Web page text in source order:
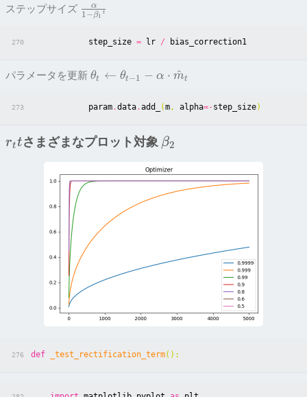
ステップサイズ 1 −β1
t
α
270 step_size = lr / bias_correction1
パラメータを更新 θt ← θt−1 − α ⋅ m
^ t
273 param.data.add_ (m, alpha=-step_size)
rttさまざまなプロット対象 β2
276 def _test_rectification_term():